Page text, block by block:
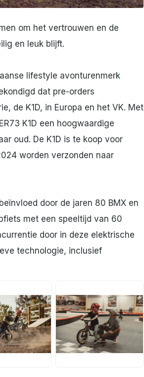
om het vertrouwen en de
en leuk blijft.
lifestyle avonturenmerk
dat pre-orders
de K1D, in Europa en het VK. Met
K1D een hoogwaardige
oud. De K1D is te koop voor
worden verzonden naar
door de jaren 80 BMX en
met een speeltijd van 60
door in deze elektrische
technologie, inclusief
JPG